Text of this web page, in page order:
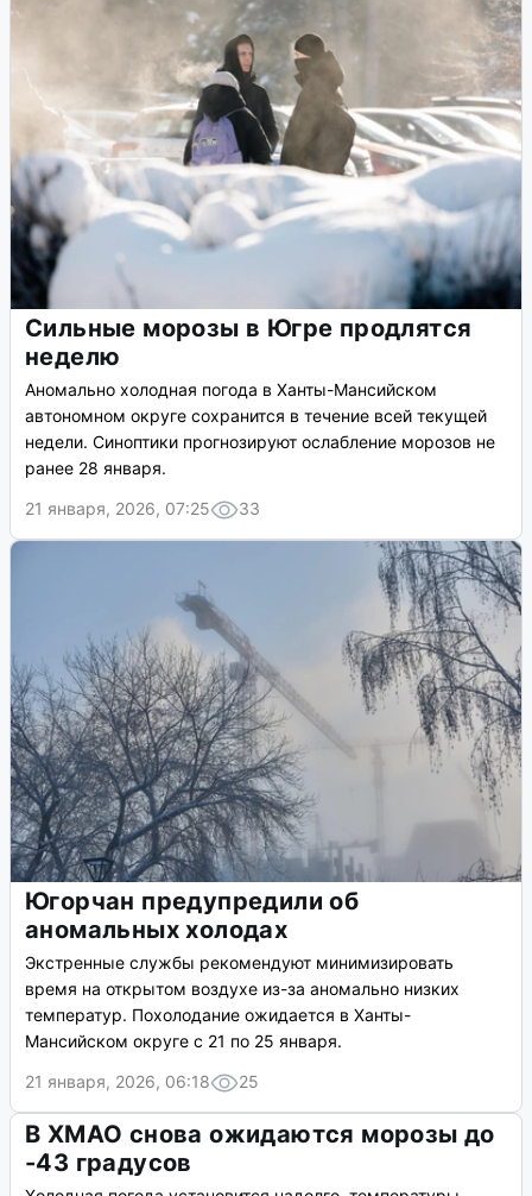
Сильные морозы в Югре продлятся
неделю
Аномально холодная погода в Ханты-Мансийском
автономном округе сохранится в течение всей текущей
недели. Синоптики прогнозируют ослабление морозов не
ранее 28 января.
21 января, 2026, 07:25
33
Югорчан предупредили об
аномальных холодах
Экстренные службы рекомендуют минимизировать
время на открытом воздухе из-за аномально низких
температур. Похолодание ожидается в Ханты-
Мансийском округе с 21 по 25 января.
21 января, 2026, 06:18
25